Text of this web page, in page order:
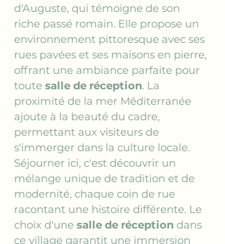
d'Auguste, qui témoigne de son
riche passé romain. Elle propose un
environnement pittoresque avec ses
rues pavées et ses maisons en pierre,
offrant une ambiance parfaite pour
toute salle de réception. La
proximité de la mer Méditerranée
ajoute à la beauté du cadre,
permettant aux visiteurs de
s'immerger dans la culture locale.
Séjourner ici, c'est découvrir un
mélange unique de tradition et de
modernité, chaque coin de rue
racontant une histoire différente. Le
choix d'une salle de réception dans
ce village garantit une immersion